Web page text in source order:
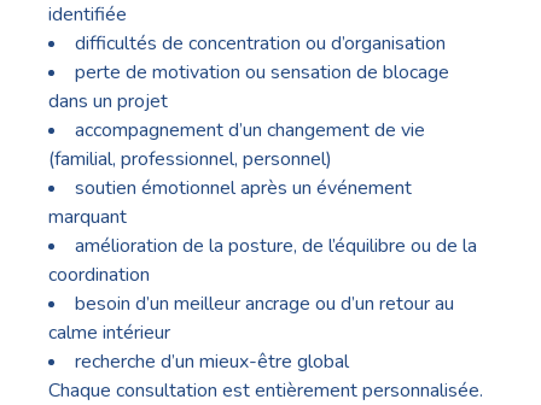
identifiée
difficultés de concentration ou d’organisation
perte de motivation ou sensation de blocage
dans un projet
accompagnement d’un changement de vie
(familial, professionnel, personnel)
soutien émotionnel après un événement
marquant
amélioration de la posture, de l’équilibre ou de la
coordination
besoin d’un meilleur ancrage ou d’un retour au
calme intérieur
recherche d’un mieux-être global
Chaque consultation est entièrement personnalisée.